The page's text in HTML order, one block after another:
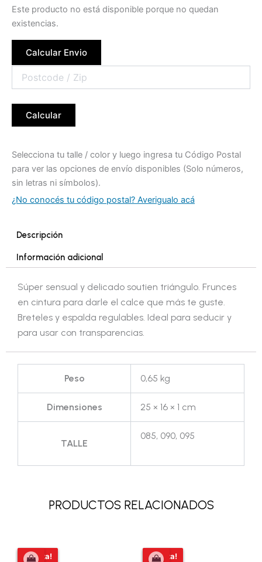
Este producto no está disponible porque no quedan
existencias.
Calcular Envio
Calcular
Selecciona tu talle / color y luego ingresa tu Código Postal
para ver las opciones de envío disponibles (Solo números,
sin letras ni símbolos).
¿No conocés tu código postal? Averigualo acá
Descripción
Información adicional
Súper sensual y delicado soutien triángulo. Frunces
en cintura para darle el calce que más te guste.
Breteles y espalda regulables. Ideal para seducir y
para usar con transparencias.
Peso 0,65 kg
Dimensiones 25 × 16 × 1 cm
TALLE
085, 090, 095
PRODUCTOS RELACIONADOS
¡Oferta!
¡Oferta! ¡Oferta!
¡Oferta!